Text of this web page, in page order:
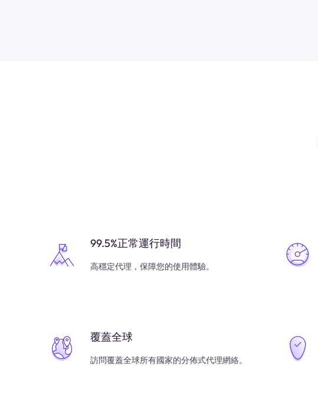
99.5%正常運行時間
高穩定代理，保障您的使用體驗。
覆蓋全球
訪問覆蓋全球所有國家的分佈式代理網絡。